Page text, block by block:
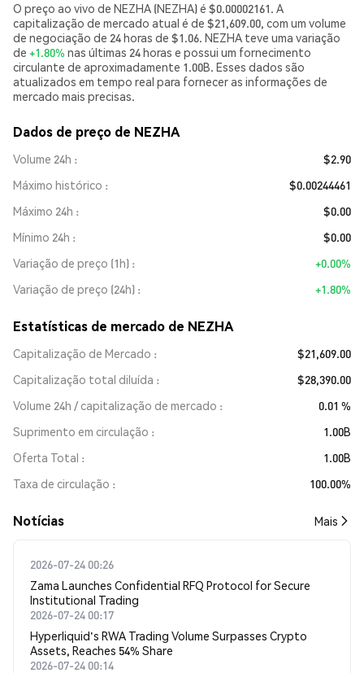
O preço ao vivo de NEZHA (NEZHA) é $0.00002161. A
capitalização de mercado atual é de $21,609.00, com um volume
de negociação de 24 horas de $1.06. NEZHA teve uma variação
de +1.80% nas últimas 24 horas e possui um fornecimento
circulante de aproximadamente 1.00B. Esses dados são
atualizados em tempo real para fornecer as informações de
mercado mais precisas.
Dados de preço de NEZHA
Volume 24h
$2.90
Máximo histórico
$0.00244461
Máximo 24h
$0.00
Mínimo 24h
$0.00
Variação de preço (1h)
+0.00%
Variação de preço (24h)
+1.80%
Estatísticas de mercado de NEZHA
Capitalização de Mercado
$21,609.00
Capitalização total diluída
$28,390.00
Volume 24h / capitalização de mercado
0.01 %
Suprimento em circulação
1.00B
Oferta Total
1.00B
Taxa de circulação
100.00%
​​Notícias​​ Mais
2026-07-24 00:26
Zama Launches Confidential RFQ Protocol for Secure
Institutional Trading
2026-07-24 00:17
Hyperliquid's RWA Trading Volume Surpasses Crypto
Assets, Reaches 54% Share
2026-07-24 00:14